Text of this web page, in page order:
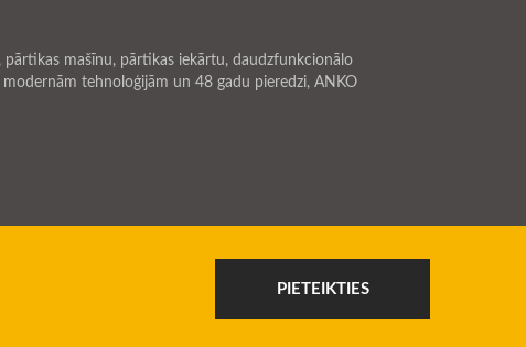
pārtikas mašīnu, pārtikas iekārtu, daudzfunkcionālo
tehnoloģijām un 48 gadu pieredzi, ANKO
PIETEIKTIES